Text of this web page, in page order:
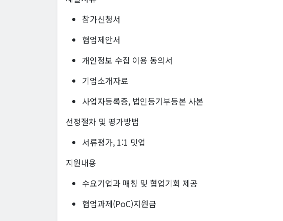
참가신청서
협업제안서
개인정보 수집 이용 동의서
기업소개자료
사업자등록증, 법인등기부등본 사본
선정절차 및 평가방법
서류평가, 1:1 밋업
지원내용
수요기업과 매칭 및 협업기회 제공
협업과제(PoC)지원금